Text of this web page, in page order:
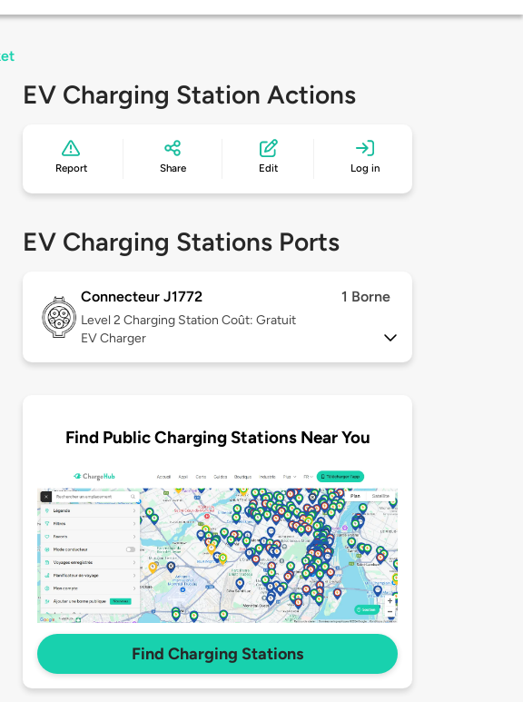
EV Charging Station Actions
Report Share Edit Log in
EV Charging Stations Ports
Connecteur J1772 1 Borne
Level 2 Charging Station Coût: Gratuit
EV Charger
Find Public Charging Stations Near You
Find Charging Stations